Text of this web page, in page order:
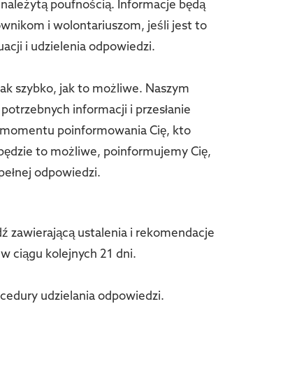
poufnością. Informacje będą
i wolontariuszom, jeśli jest to
i udzielenia odpowiedzi.
szybko, jak to możliwe. Naszym
informacji i przesłanie
poinformowania Cię, kto
to możliwe, poinformujemy Cię,
odpowiedzi.
zawierającą ustalenia i rekomendacje
ciągu kolejnych 21 dni.
udzielania odpowiedzi.